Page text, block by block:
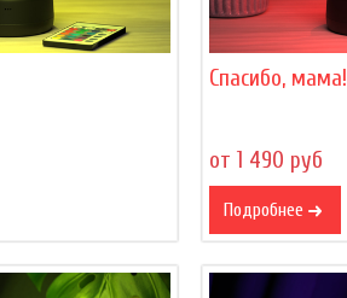
Спасибо, мама!
от 1 490 руб
Подробнее